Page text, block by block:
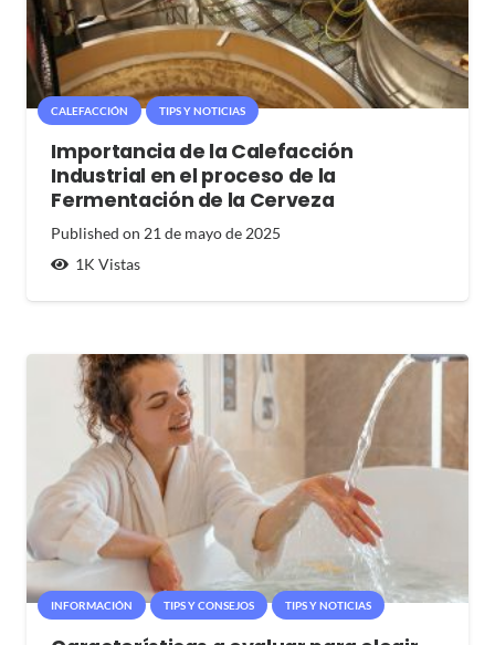
CALEFACCIÓN TIPS Y NOTICIAS
Importancia de la Calefacción
Industrial en el proceso de la
Fermentación de la Cerveza
Published on 21 de mayo de 2025
1K Vistas
INFORMACIÓN TIPS Y CONSEJOS TIPS Y NOTICIAS